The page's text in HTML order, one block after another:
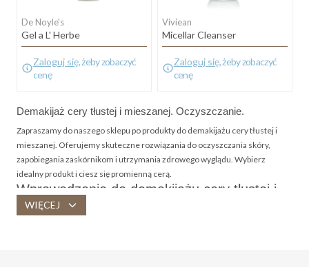
De Noyle's
Gel a L' Herbe
Zaloguj się, żeby zobaczyć
cenę
Viviean
Micellar Cleanser
Zaloguj się, żeby zobaczyć
cenę
Demakijaż cery tłustej i mieszanej. Oczyszczanie.
Zapraszamy do naszego sklepu po produkty do demakijażu cery tłustej i
mieszanej. Oferujemy skuteczne rozwiązania do oczyszczania skóry,
zapobiegania zaskórnikom i utrzymania zdrowego wyglądu. Wybierz
idealny produkt i ciesz się promienną cerą.
Wprowadzenie do demakijażu cery tłustej i
mieszanej
WIĘCEJ